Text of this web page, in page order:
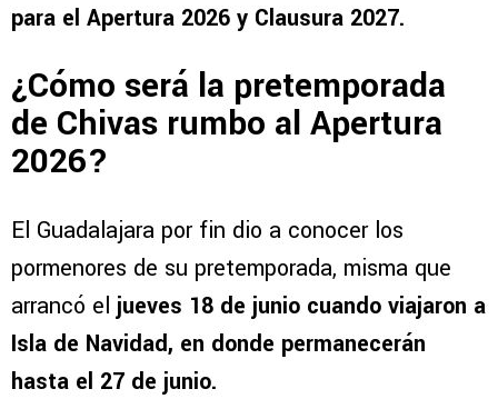
para el Apertura 2026 y Clausura 2027.
¿Cómo será la pretemporada
de Chivas rumbo al Apertura
2026?
El Guadalajara por fin dio a conocer los
pormenores de su pretemporada, misma que
arrancó el jueves 18 de junio cuando viajaron a
Isla de Navidad, en donde permanecerán
hasta el 27 de junio.